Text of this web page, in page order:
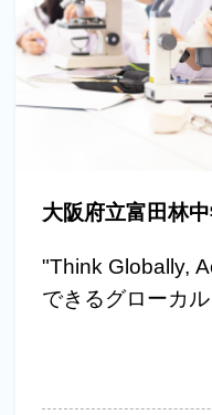
大阪府立富田林
"Think Globally,
できるグローカ